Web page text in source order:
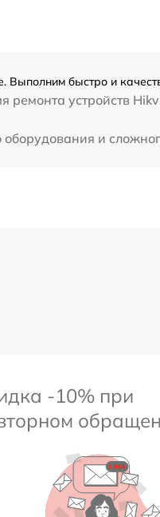
Выполним быстро и
ремонта устройств
оборудования и
-10% при